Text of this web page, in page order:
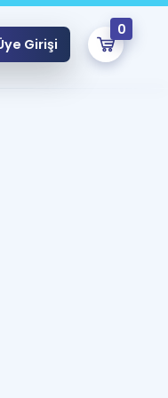
Girişi
0
eğitim seni bekliyor!